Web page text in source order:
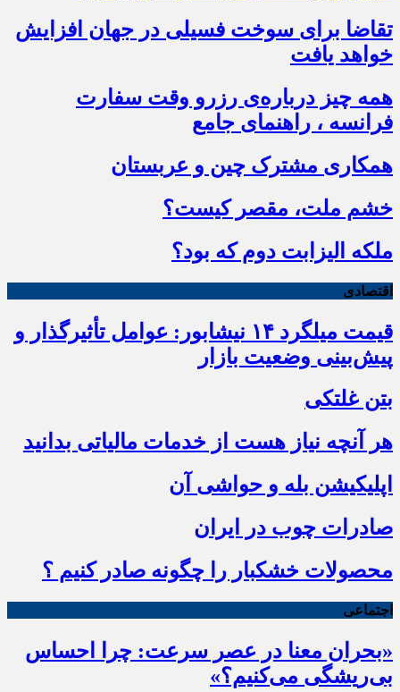
تقاضا برای سوخت فسیلی در جهان افزایش
خواهد یافت
همه چیز درباره‌ی رزرو وقت سفارت
فرانسه ، راهنمای جامع
همکاری مشترک چین و عربستان
خشم ملت، مقصر کیست؟
ملکه الیزابت دوم که بود؟
اقتصادی
قیمت میلگرد ۱۴ نیشابور: عوامل تأثیرگذار و
پیش‌بینی وضعیت بازار
بتن غلتکی
هر آنچه نیاز هست از خدمات مالیاتی بدانید
اپلیکیشن بله و حواشی آن
صادرات چوب در ایران
محصولات خشکبار را چگونه صادر کنیم ؟
اجتماعی
«بحران معنا در عصر سرعت: چرا احساس
بی‌ریشگی می‌کنیم؟»